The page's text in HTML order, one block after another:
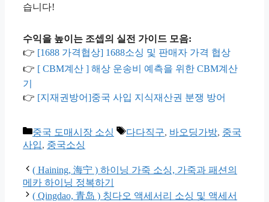
습니다!
수익을 높이는 조셉의 실전 가이드 모음:
👉 [1688 가격협상] 1688소싱 및 판매자 가격 협상
👉 [ CBM계산 ] 해상 운송비 예측을 위한 CBM계산
기
👉 [지재권방어]중국 사입 지식재산권 분쟁 방어
카
테
리
중국 도매시장 소싱
태
다다직구, 바오딩가방, 중국
사입, 중국소싱
( Haining, 海宁 ) 하이닝 가죽 소싱, 가죽과 패션의
메카 하이닝 정복하기
( Qingdao, 青岛 ) 칭다오 액세서리 소싱 및 액세서